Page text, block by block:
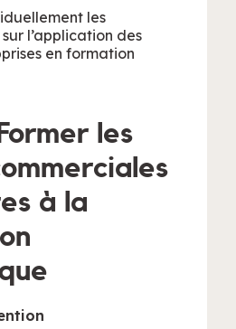
les
l’application des
en formation
les
à la